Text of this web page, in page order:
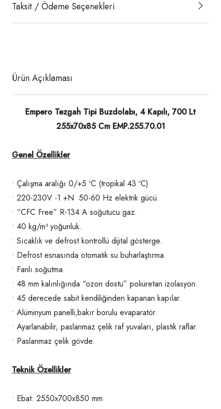
Taksit / Ödeme Seçenekleri
Ürün Açıklaması
Empero Tezgah Tipi Buzdolabı, 4 Kapılı, 700 Lt
255x70x85 Cm EMP.255.70.01
Genel Özellikler
• Çalışma aralığı 0/+5 ºC (tropikal 43 ºC)
• 220-230V -1 +N 50-60 Hz elektrik gücü.
• “CFC Free” R-134 A soğutucu gaz.
• 40 kg/m³ yoğunluk.
• Sıcaklık ve defrost kontrollü dijital gösterge.
• Defrost esnasında otomatik su buharlaştırma.
• Fanlı soğutma.
• 48 mm kalınlığında “ozon dostu” poliüretan izolasyon.
• 45 derecede sabit kendiliğinden kapanan kapılar.
• Alüminyum panelli,bakır borulu evaparatör.
• Ayarlanabilir, paslanmaz çelik raf yuvaları, plastik raflar.
• Paslanmaz çelik gövde.
Teknik Özellikler
• Ebat: 2550x700x850 mm